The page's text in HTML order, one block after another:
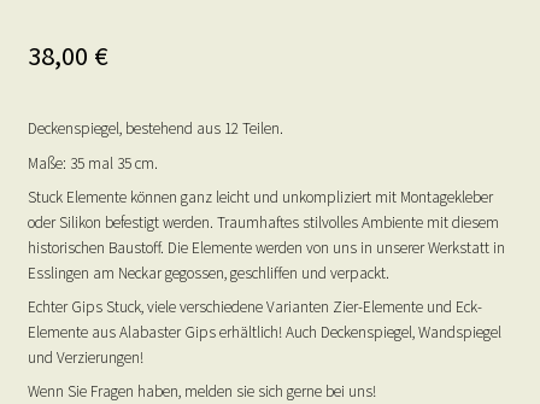
38,00 €
Deckenspiegel, bestehend aus 12 Teilen.
Maße: 35 mal 35 cm.
Stuck Elemente können ganz leicht und unkompliziert mit Montagekleber
oder Silikon befestigt werden. Traumhaftes stilvolles Ambiente mit diesem
historischen Baustoff. Die Elemente werden von uns in unserer Werkstatt in
Esslingen am Neckar gegossen, geschliffen und verpackt.
Echter Gips Stuck, viele verschiedene Varianten Zier-Elemente und Eck-
Elemente aus Alabaster Gips erhältlich! Auch Deckenspiegel, Wandspiegel
und Verzierungen!
Wenn Sie Fragen haben, melden sie sich gerne bei uns!